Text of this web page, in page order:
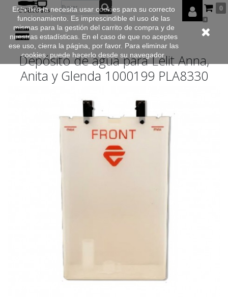
0
0
Depósito de agua para Lelit Anna,
Anita y Glenda 1000199 PLA8330
Esta tienda necesita usar cookies para su correcto
funcionamiento. Es imprescindible el uso de las
mismas para la gestión del carrito de compra y de
nuestras estadísticas. En el caso de que no aceptes
ese uso, cierra la página, por favor. Para eliminar las
cookies, puede hacerlo desde su navegador.